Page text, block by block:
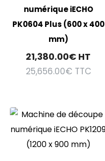
numérique iECHO
PK0604 Plus (600 x 400
mm)
21,380.00€ HT
25,656.00€ TTC